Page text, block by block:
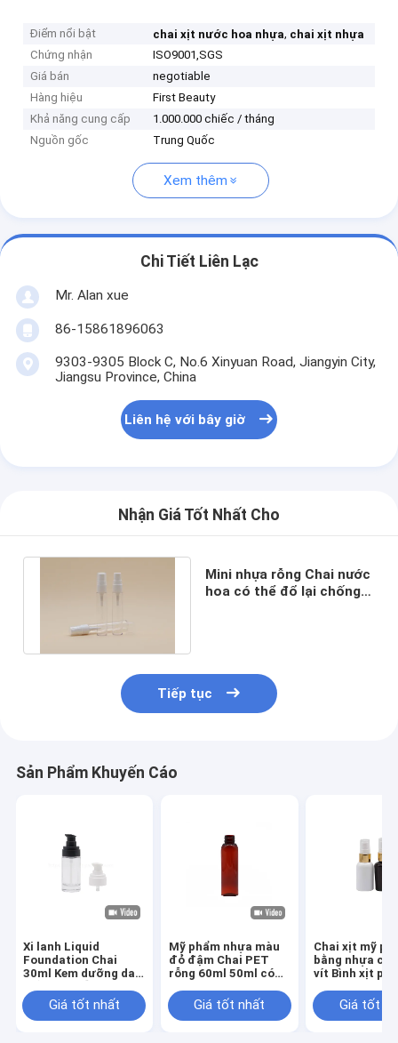
Điểm nổi bật chai xịt nước hoa nhựa, chai xịt nhựa
Chứng nhận
ISO9001,SGS
Giá bán
negotiable
Hàng hiệu
First Beauty
Khả năng cung cấp
1.000.000 chiếc / tháng
Nguồn gốc
Trung Quốc
Xem thêm
Chi Tiết Liên Lạc
Mr. Alan xue
86-15861896063
9303-9305 Block C, No.6 Xinyuan Road, Jiangyin City,
Jiangsu Province, China
Liên hệ với bây giờ
Nhận Giá Tốt Nhất Cho
Mini nhựa rỗng Chai nước
hoa có thể đổ lại chống
Tiếp tục
Sản Phẩm Khuyến Cáo
Xi lanh Liquid
Foundation Chai
30ml Kem dưỡng da
Giá tốt nhất
Mỹ phẩm nhựa màu
đỏ đậm Chai PET
rỗng 60ml 50ml có
Giá tốt nhất
Chai xịt mỹ
bằng nhựa có
vít Bình xịt
Giá tốt